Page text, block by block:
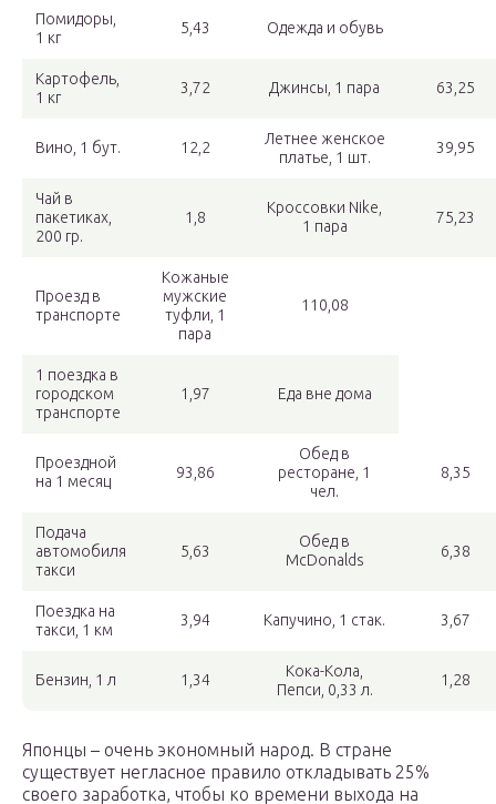
Помидоры,
1 кг
5,43 Одежда и обувь
Картофель,
1 кг
3,72 Джинсы, 1 пара 63,25
Вино, 1 бут. 12,2
Летнее женское
платье, 1 шт.
39,95
Чай в
пакетиках,
200 гр.
1,8
Кроссовки Nike,
1 пара
75,23
Проезд в
транспорте
Кожаные
мужские
туфли, 1
пара
110,08
1 поездка в
городском
транспорте
1,97 Еда вне дома
Проездной
на 1 месяц
93,86
Обед в
ресторане, 1
чел.
8,35
Подача
автомобиля
такси
5,63
Обед в
McDonalds
6,38
Поездка на
такси, 1 км
3,94 Капучино, 1 стак. 3,67
Бензин, 1 л 1,34
Кока-Кола,
Пепси, 0,33 л.
1,28
Японцы – очень экономный народ. В стране
существует негласное правило откладывать 25%
своего заработка, чтобы ко времени выхода на